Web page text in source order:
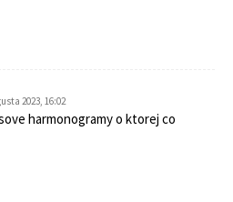
2023, 16:02
harmonogramy o ktorej co